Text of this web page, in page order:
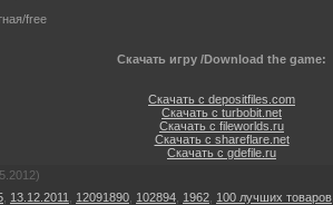
free
Скачать игру /Download the game:
Скачать с depositfiles.com
Скачать с turbobit.net
Скачать с fileworlds.ru
Скачать с shareflare.net
Скачать с gdefile.ru
13.12.2011 12091890 102894 1962 100 лучших товаров